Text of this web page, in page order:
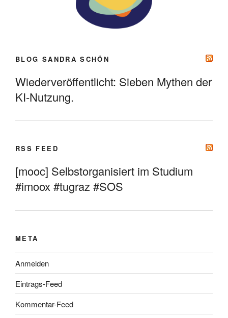
BLOG SANDRA SCHÖN
Wiederveröffentlicht: Sieben Mythen der
KI-Nutzung.
RSS FEED
[mooc] Selbstorganisiert im Studium
#imoox #tugraz #SOS
META
Anmelden
Eintrags-Feed
Kommentar-Feed